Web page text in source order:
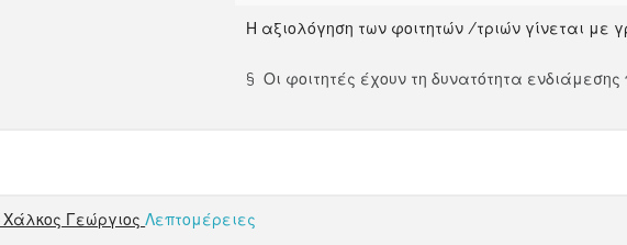
Η αξιολόγηση των φοιτητών /τριών γίνεται με
§ Οι φοιτητές έχουν τη δυνατότητα ενδιάμεσης
Χάλκος ΓεώργιοςΛεπτομέρειες